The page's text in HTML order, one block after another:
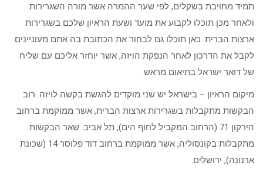
תמיד מחויבת בשקלים, לפי שער ההמרה אשר מורה השגרירות
ולאחר מכן תוכלו לקבוע את מועד ושעת הראיון שלכם בשגרירות
ארצות הברית. כאן תוכלו גם לבחור את הכתובת בה אתם מעוניינים
לקבל את הדרכון לאחר הנפקת הויזה, אשר יוחזר אליכם עם שליח
של דואר ישראל בתיאום מראש.
מיקום הראיון – בישראל יש שני מוקדים להגשת בקשה לויזה. רוב
הבקשות מתקבלות בשגרירות ארצות הברית, אשר ממוקמת ברחוב
הירקון 71 (הרחוב המקביל לחוף הים), תל אביב. שאר הבקשות
מתקבלות בקונסוליה, אשר ממוקמת ברחוב דוד פלוסר 14 (שכונת
ארנונה), ירושלים.